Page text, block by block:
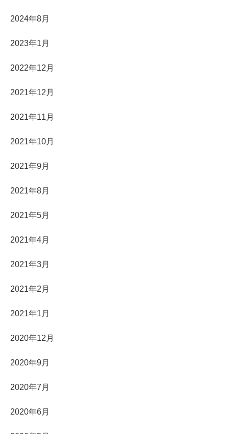
2024年8月
2023年1月
2022年12月
2021年12月
2021年11月
2021年10月
2021年9月
2021年8月
2021年5月
2021年4月
2021年3月
2021年2月
2021年1月
2020年12月
2020年9月
2020年7月
2020年6月